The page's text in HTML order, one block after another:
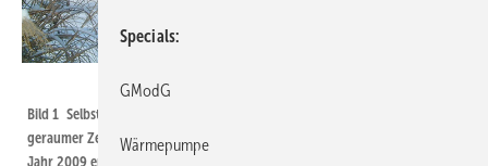
Bild 1 Selbst in historischen Gebäuden werden Wärmepumpen bereits seit
geraumer Zeit eingesetzt. Dieses Zweifamilienhaus wurde 1676 erbaut. Im
Jahr 2009 erfolgte im Zuge der zweiten Sanierung die Installation einer
Specials
GModG
Wärmepumpe